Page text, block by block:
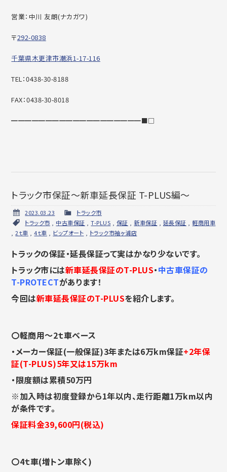
営業：中川 友朗(ナカガワ)
〒292-0838
千葉県木更津市潮浜1-17-116
TEL：0438-30-8188
FAX：0438-30-8018
━━━━━━━━━━━━━━━━━━━■□
トラック市保証～新車延長保証 T-PLUS編～
2023.03.23
トラック市
トラック市
中古車保証 ,T-PLUS 保証 ,新車保証 延長保証 ,軽商用車
,2ｔ車 ,4ｔ車 ビップオート トラック市袖ヶ浦店
トラックの保証・延長保証って実はかなり少ないです。
トラック市には新車延長保証のT-PLUS・中古車保証の
T-PROTECTがあります！
今回は新車延長保証のT-PLUSを紹介します。
〇軽商用～2ｔ車ベース
・メーカー保証(一般保証)3年または6万km保証+2年保
証(T-PLUS)5年又は15万km
・限度額は累積50万円
※加入時は初度登録から1年以内、走行距離1万km以内
が条件です。
保証料金39,600円(税込)
〇4ｔ車(増トン車除く)